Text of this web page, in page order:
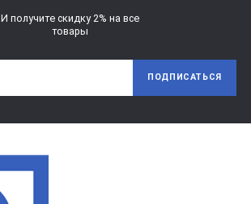
И получите скидку 2% на все
товары
ПОДПИСАТЬСЯ